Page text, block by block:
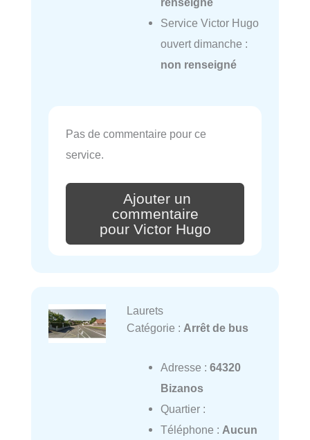
Service Victor Hugo
ouvert dimanche :
non renseigné
Pas de commentaire pour ce
service.
Ajouter un
commentaire
pour Victor Hugo
Laurets
Catégorie : Arrêt de bus
Adresse : 64320
Bizanos
Quartier :
Téléphone : Aucun